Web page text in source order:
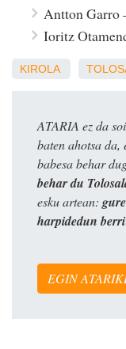
Antton Garro
Ioritz
KIROLA
ATARIA ez da
baten ahotsa da,
babesa behar
behar du
esku artean:
harpidedun berri
EGIN